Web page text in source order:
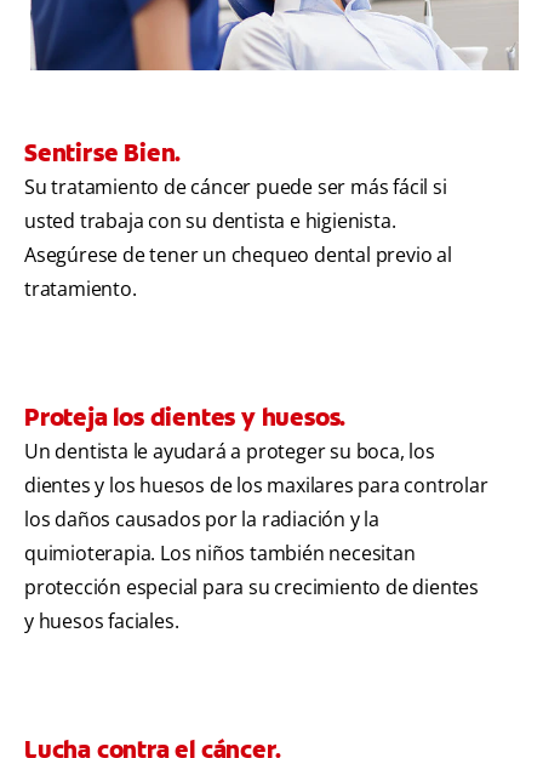
Sentirse Bien.
Su tratamiento de cáncer puede ser más fácil si
usted trabaja con su dentista e higienista.
Asegúrese de tener un chequeo dental previo al
tratamiento.
Proteja los dientes y huesos.
Un dentista le ayudará a proteger su boca, los
dientes y los huesos de los maxilares para controlar
los daños causados por la radiación y la
quimioterapia. Los niños también necesitan
protección especial para su crecimiento de dientes
y huesos faciales.
Lucha contra el cáncer.